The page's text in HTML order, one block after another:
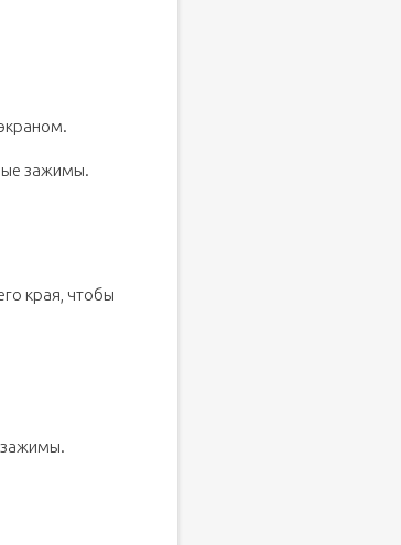
зажимы.
края, чтобы
зажимы.